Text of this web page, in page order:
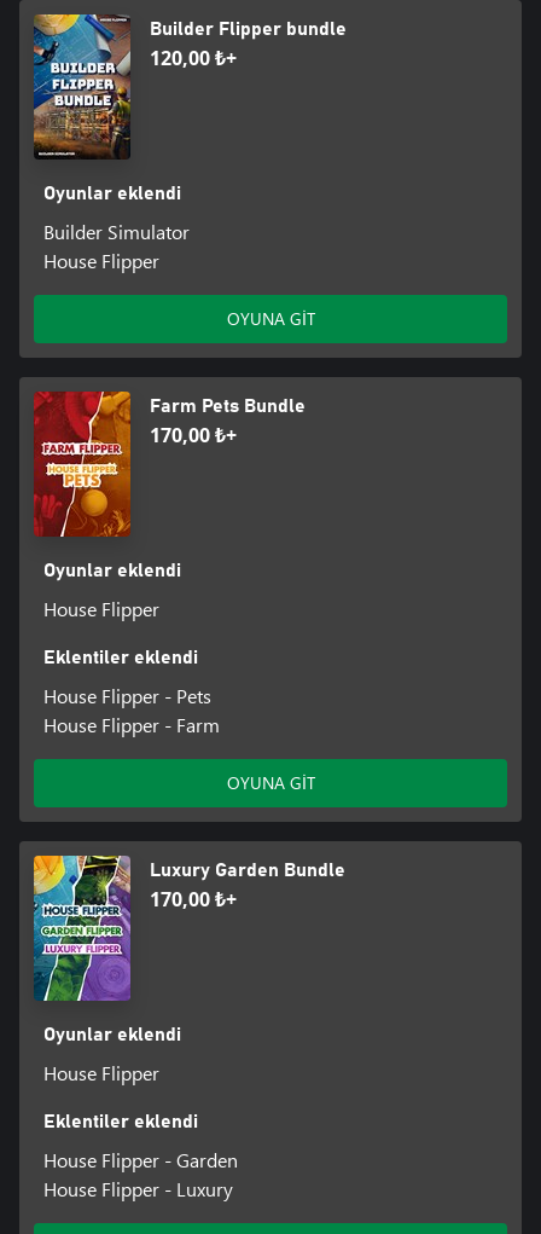
Builder Flipper bundle
120,00 ₺+
Oyunlar eklendi
Builder Simulator
House Flipper
OYUNA GİT
Farm Pets Bundle
170,00 ₺+
Oyunlar eklendi
House Flipper
Eklentiler eklendi
House Flipper - Pets
House Flipper - Farm
OYUNA GİT
Luxury Garden Bundle
170,00 ₺+
Oyunlar eklendi
House Flipper
Eklentiler eklendi
House Flipper - Garden
House Flipper - Luxury